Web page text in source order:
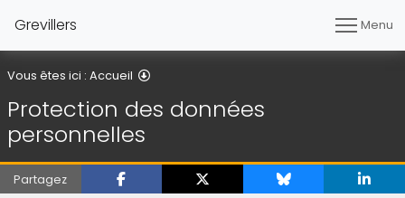
Grevillers Menu
Vous êtes ici : Accueil
Protection des données
personnelles
Partagez